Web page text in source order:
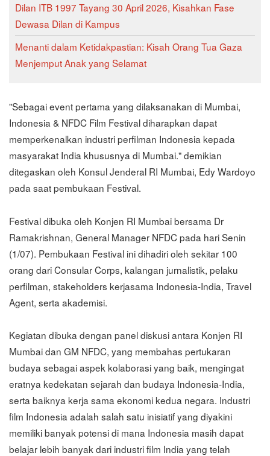
Dilan ITB 1997 Tayang 30 April 2026, Kisahkan Fase
Dewasa Dilan di Kampus
Menanti dalam Ketidakpastian: Kisah Orang Tua Gaza
Menjemput Anak yang Selamat
"Sebagai event pertama yang dilaksanakan di Mumbai,
Indonesia & NFDC Film Festival diharapkan dapat
memperkenalkan industri perfilman Indonesia kepada
masyarakat India khususnya di Mumbai." demikian
ditegaskan oleh Konsul Jenderal RI Mumbai, Edy Wardoyo
pada saat pembukaan Festival.
Festival dibuka oleh Konjen RI Mumbai bersama Dr
Ramakrishnan, General Manager NFDC pada hari Senin
(1/07). Pembukaan Festival ini dihadiri oleh sekitar 100
orang dari Consular Corps, kalangan jurnalistik, pelaku
perfilman, stakeholders kerjasama Indonesia-India, Travel
Agent, serta akademisi.​
Kegiatan dibuka dengan panel diskusi antara Konjen RI
Mumbai dan GM NFDC, yang membahas pertukaran
budaya sebagai aspek kolaborasi yang baik, mengingat
eratnya kedekatan sejarah dan budaya Indonesia-India,
serta baiknya kerja sama ekonomi kedua negara. Industri
film Indonesia adalah salah satu inisiatif yang diyakini
memiliki banyak potensi di mana Indonesia masih dapat
belajar lebih banyak dari industri film India yang telah